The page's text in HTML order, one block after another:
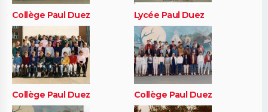
Collège Paul Duez Lycée Paul Duez
Collège Paul Duez Collège Paul Duez